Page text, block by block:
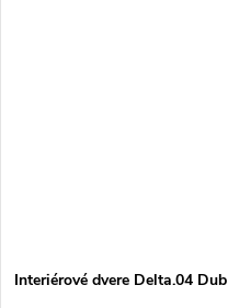
Interiérové dvere Delta.04 Dub